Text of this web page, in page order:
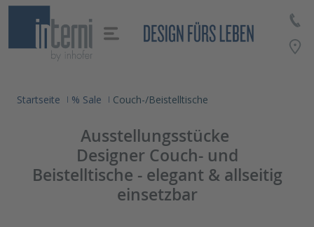
Startseite % Sale Couch-/Beistelltische
Ausstellungsstücke
Designer Couch- und
Beistelltische - elegant & allseitig
einsetzbar